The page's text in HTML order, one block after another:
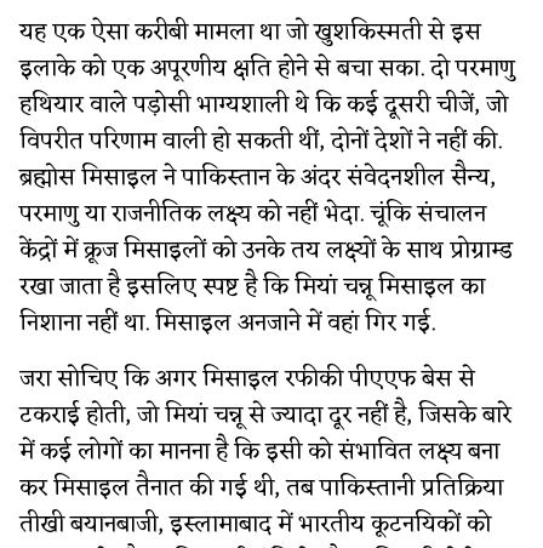
यह एक ऐसा करीबी मामला था जो खुशकिस्मती से इस
इलाके को एक अपूरणीय क्षति होने से बचा सका. दो परमाणु
हथियार वाले पड़ोसी भाग्यशाली थे कि कई दूसरी चीजें, जो
विपरीत परिणाम वाली हो सकती थीं, दोनों देशों ने नहीं की.
ब्रह्मोस मिसाइल ने पाकिस्तान के अंदर संवेदनशील सैन्य,
परमाणु या राजनीतिक लक्ष्य को नहीं भेदा. चूंकि संचालन
केंद्रों में क्रूज मिसाइलों को उनके तय लक्ष्यों के साथ प्रोग्राम्ड
रखा जाता है इसलिए स्पष्ट है कि मियां चन्नू मिसाइल का
निशाना नहीं था. मिसाइल अनजाने में वहां गिर गई.
जरा सोचिए कि अगर मिसाइल रफीकी पीएएफ बेस से
टकराई होती, जो मियां चन्नू से ज्यादा दूर नहीं है, जिसके बारे
में कई लोगों का मानना है कि इसी को संभावित लक्ष्य बना
कर मिसाइल तैनात की गई थी, तब पाकिस्तानी प्रतिक्रिया
तीखी बयानबाजी, इस्लामाबाद में भारतीय कूटनयिकों को